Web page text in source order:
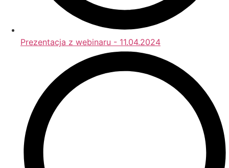
Prezentacja z webinaru - 11.04.2024